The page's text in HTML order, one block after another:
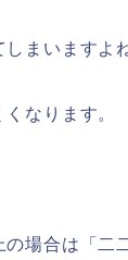
まいますよ
なります。
の場合は「二